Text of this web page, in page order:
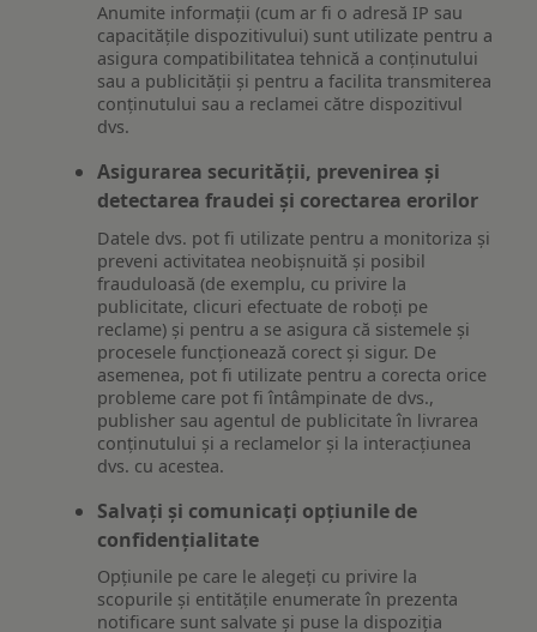
Anumite informații (cum ar fi o adresă IP sau
capacitățile dispozitivului) sunt utilizate pentru a
asigura compatibilitatea tehnică a conținutului
sau a publicității și pentru a facilita transmiterea
conținutului sau a reclamei către dispozitivul
dvs.
Asigurarea securității, prevenirea și
detectarea fraudei și corectarea erorilor
Datele dvs. pot fi utilizate pentru a monitoriza și
preveni activitatea neobișnuită și posibil
frauduloasă (de exemplu, cu privire la
publicitate, clicuri efectuate de roboți pe
reclame) și pentru a se asigura că sistemele și
procesele funcționează corect și sigur. De
asemenea, pot fi utilizate pentru a corecta orice
probleme care pot fi întâmpinate de dvs.,
publisher sau agentul de publicitate în livrarea
conținutului și a reclamelor și la interacțiunea
dvs. cu acestea.
Salvați și comunicați opțiunile de
confidențialitate
Opțiunile pe care le alegeți cu privire la
scopurile și entitățile enumerate în prezenta
notificare sunt salvate și puse la dispoziția